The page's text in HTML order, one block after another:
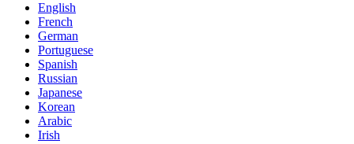
English
French
German
Portuguese
Spanish
Russian
Japanese
Korean
Arabic
Irish